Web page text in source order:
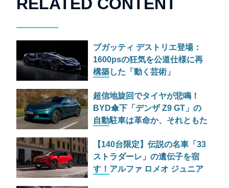
RELATED CONTENT
ブガッティ デストリエ登場：
1600psの狂気を公道仕様に再
構築した「動く芸術」
超信地旋回でタイヤが悲鳴！
BYD傘下「デンザ Z9 GT」の
自動駐車は革命か、それともた
【140台限定】伝説の名車「33
ストラダーレ」の遺伝子を宿
す！アルファ ロメオ ジュニア